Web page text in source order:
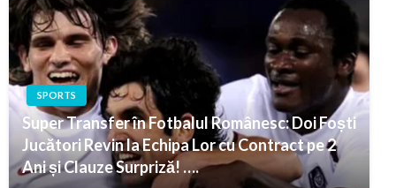
SPORTS
Super Transfer în Fotbalul Românesc: Doi Foști
Jucători Revin la Echipa Lor cu Contract pe 2
Ani și Clauze Surpriză! ….